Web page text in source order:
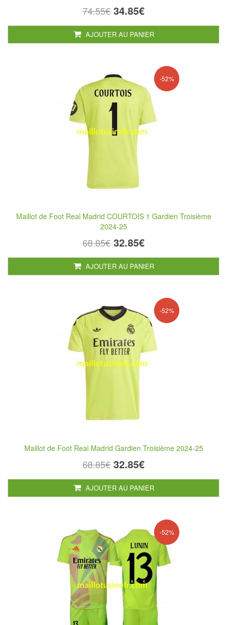
74.55€ 34.85€
AJOUTER AU PANIER
-52%
Maillot de Foot Real Madrid COURTOIS 1 Gardien Troisième
2024-25
68.85€ 32.85€
AJOUTER AU PANIER
-52%
Maillot de Foot Real Madrid Gardien Troisième 2024-25
68.85€ 32.85€
AJOUTER AU PANIER
-52%